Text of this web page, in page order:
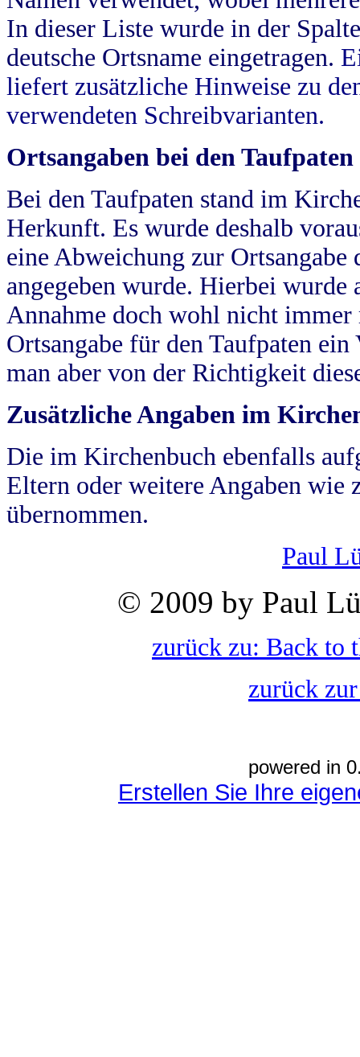
In dieser Liste wurde in der
deutsche Ortsname eingetragen.
liefert zusätzliche Hinweise zu
verwendeten Schreibvarianten.
Ortsangaben bei den Taufpaten
Bei den Taufpaten stand im
Herkunft. Es wurde deshalb
eine Abweichung zur
angegeben wurde. Hierbei wurde
Annahme doch wohl nicht
Ortsangabe für den Taufpaten
man aber von der Richtigkeit
Zusätzliche Angaben im
Die im Kirchenbuch ebenfalls
Eltern oder weitere Angaben wie
übernommen.
Paul
© 2009 by Paul
zurück zu: Back to
zurück
powered in
Erstellen Sie Ihre